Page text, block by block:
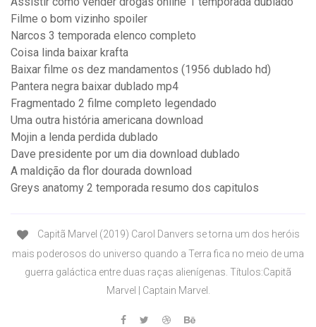
Filme o bom vizinho spoiler
Narcos 3 temporada elenco completo
Coisa linda baixar krafta
Baixar filme os dez mandamentos (1956 dublado hd)
Pantera negra baixar dublado mp4
Fragmentado 2 filme completo legendado
Uma outra história americana download
Mojin a lenda perdida dublado
Dave presidente por um dia download dublado
A maldição da flor dourada download
Greys anatomy 2 temporada resumo dos capitulos
Capitã Marvel (2019) Carol Danvers se torna um dos heróis
mais poderosos do universo quando a Terra fica no meio de uma
guerra galáctica entre duas raças alienígenas. Títulos:Capitã
Marvel | Captain Marvel.